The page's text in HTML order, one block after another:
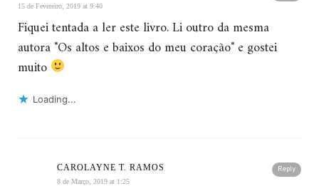
15 de Fevereiro, 2019 at 9:40
Fiquei tentada a ler este livro. Li outro da mesma
autora "Os altos e baixos do meu coração" e gostei
muito
Loading...
Reply
CAROLAYNE T. RAMOS
8 de Março, 2019 at 1:25